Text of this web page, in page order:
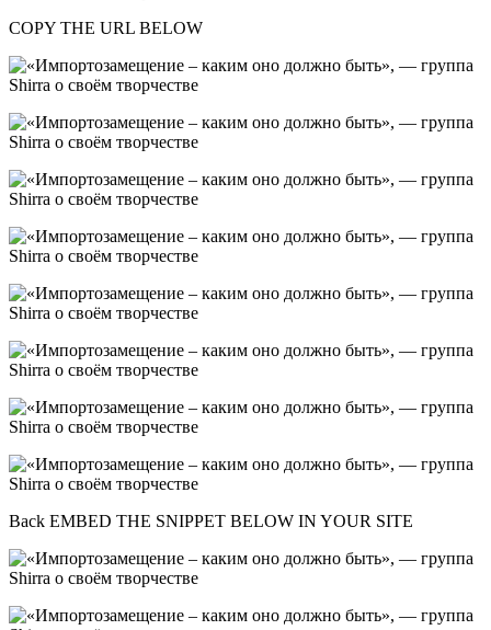
COPY THE URL BELOW
Back EMBED THE SNIPPET BELOW IN YOUR SITE